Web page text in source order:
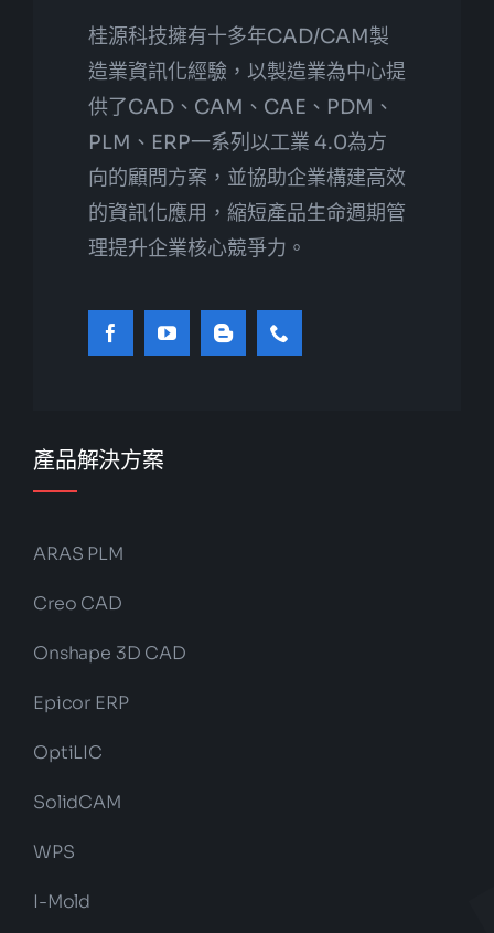
桂源科技擁有十多年CAD/CAM製
造業資訊化經驗，以製造業為中心提
供了CAD、CAM、CAE、PDM、
PLM、ERP一系列以工業 4.0為方
向的顧問方案，並協助企業構建高效
的資訊化應用，縮短產品生命週期管
理提升企業核心競爭力。
產品解決方案
ARAS PLM
Creo CAD
Onshape 3D CAD
Epicor ERP
OptiLIC
SolidCAM
WPS
I-Mold